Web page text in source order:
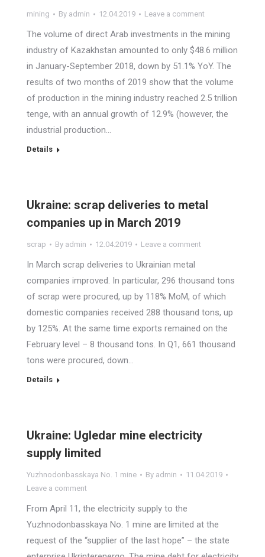
mining By admin 12.04.2019 Leave a comment
The volume of direct Arab investments in the mining
industry of Kazakhstan amounted to only $48.6 million
in January-September 2018, down by 51.1% YoY. The
results of two months of 2019 show that the volume
of production in the mining industry reached 2.5 trillion
tenge, with an annual growth of 12.9% (however, the
industrial production…
Details
Ukraine: scrap deliveries to metal
companies up in March 2019
scrap By admin 12.04.2019 Leave a comment
In March scrap deliveries to Ukrainian metal
companies improved. In particular, 296 thousand tons
of scrap were procured, up by 118% MoM, of which
domestic companies received 288 thousand tons, up
by 125%. At the same time exports remained on the
February level – 8 thousand tons. In Q1, 661 thousand
tons were procured, down…
Details
Ukraine: Ugledar mine electricity
supply limited
Yuzhnodonbasskaya No. 1 mine By admin
11.04.2019
Leave a comment
From April 11, the electricity supply to the
Yuzhnodonbasskaya No. 1 mine are limited at the
request of the “supplier of the last hope” – the state